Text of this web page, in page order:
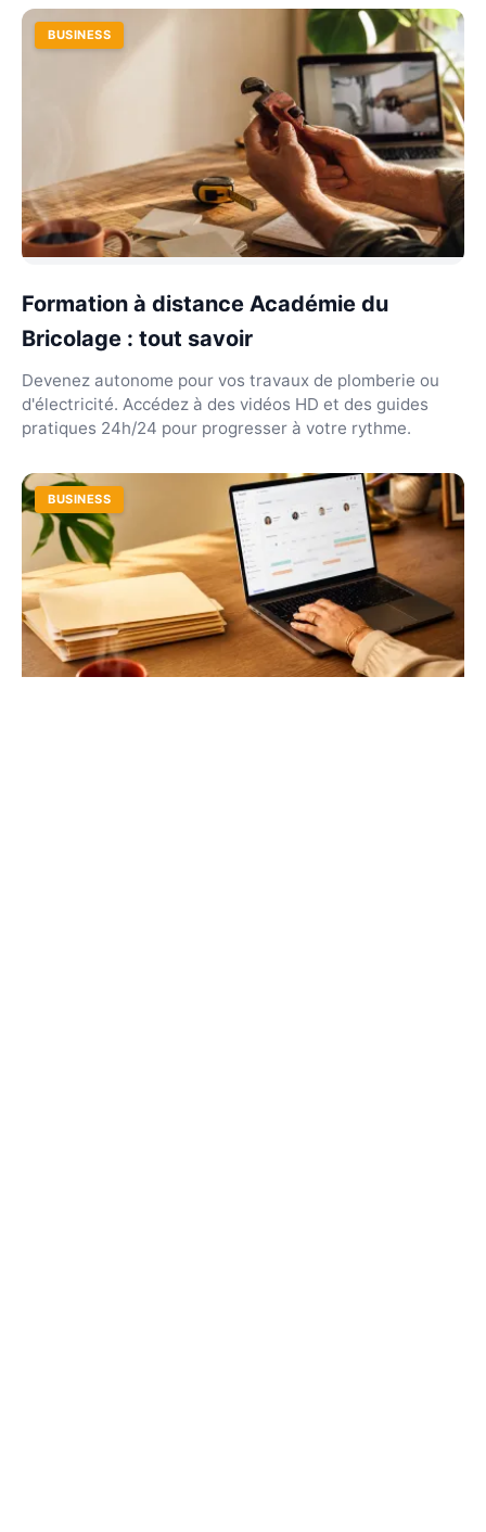
BUSINESS
Formation à distance Académie du
Bricolage : tout savoir
Devenez autonome pour vos travaux de plomberie ou
d'électricité. Accédez à des vidéos HD et des guides
pratiques 24h/24 pour progresser à votre rythme.
BUSINESS